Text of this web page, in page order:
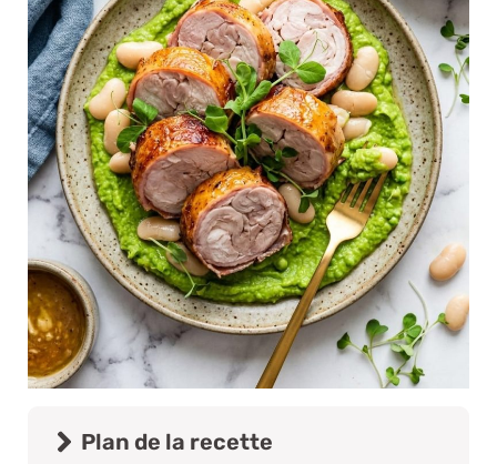
Plan de la recette